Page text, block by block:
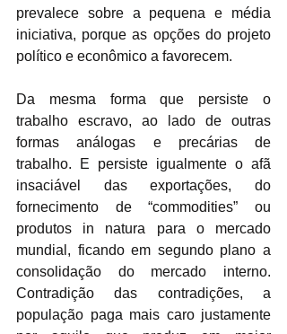
prevalece sobre a pequena e média
iniciativa, porque as opções do projeto
político e econômico a favorecem.
Da mesma forma que persiste o
trabalho escravo, ao lado de outras
formas análogas e precárias de
trabalho. E persiste igualmente o afã
insaciável das exportações, do
fornecimento de “commodities” ou
produtos in natura para o mercado
mundial, ficando em segundo plano a
consolidação do mercado interno.
Contradição das contradições, a
população paga mais caro justamente